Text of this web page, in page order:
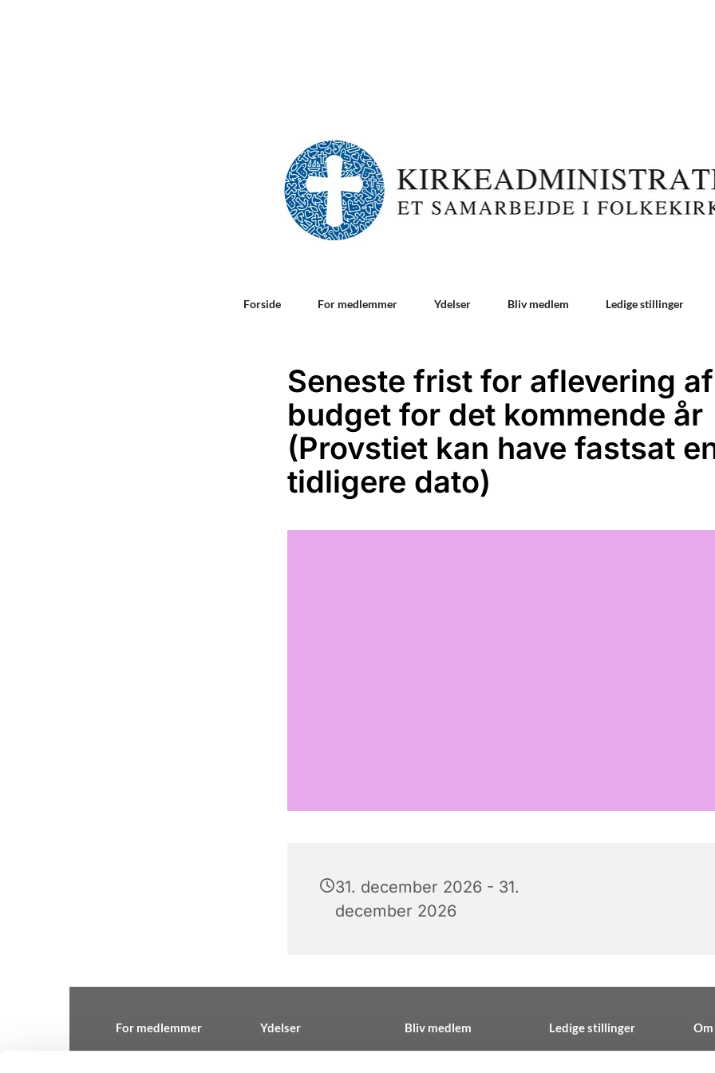
Forside For medlemmer Ydelser Bliv medlem Ledige stillinger
Seneste frist for aflevering af
budget for det kommende år
(Provstiet kan have fastsat
tidligere dato)
31. december 2026 - 31.
december 2026
For medlemmer Ydelser Bliv medlem Ledige stillinger